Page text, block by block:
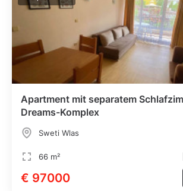
Apartment mit separatem
Dreams-Komplex
Sweti Wlas
66 m²
€ 97000